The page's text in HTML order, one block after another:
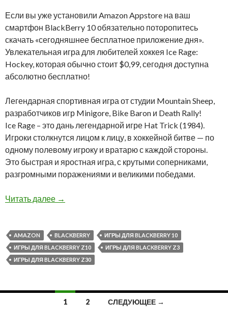
Если вы уже установили Amazon Appstore на ваш
смартфон BlackBerry 10 обязательно поторопитесь
скачать «сегодняшнее бесплатное приложение дня».
Увлекательная игра для любителей хоккея Ice Rage:
Hockey, которая обычно стоит $0,99, сегодня доступна
абсолютно бесплатно!
Легендарная спортивная игра от студии Mountain Sheep,
разработчиков игр Minigore, Bike Baron и Death Rally!
Ice Rage – это дань легендарной игре Hat Trick (1984).
Игроки столкнутся лицом к лицу, в хоккейной битве — по
одному полевому игроку и вратарю с каждой стороны.
Это быстрая и яростная игра, с крутыми соперниками,
разгромными поражениями и великими победами.
Читать далее Ice Rage: Hockey — только сегодня
→
AMAZON BLACKBERRY
ИГРЫ ДЛЯ BLACKBERRY 10
ИГРЫ ДЛЯ BLACKBERRY Z10
ИГРЫ ДЛЯ BLACKBERRY Z3
ИГРЫ ДЛЯ BLACKBERRY Z30
Навигация
1 2 СЛЕДУЮЩЕЕ →